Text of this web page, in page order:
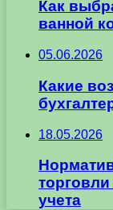
Как
ванной
05.06.2026
Какие
18.05.2026
учета